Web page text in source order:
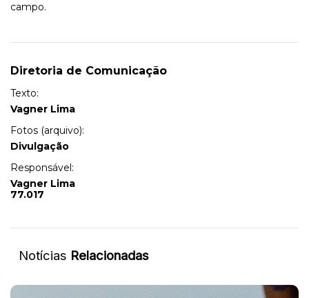
campo.
Diretoria de Comunicação
Texto:
Vagner Lima
Fotos (arquivo):
Divulgação
Responsável:
Vagner Lima
77.017
Notícias Relacionadas